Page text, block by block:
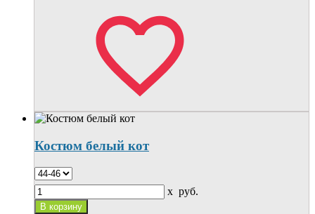
Костюм белый кот
x руб.